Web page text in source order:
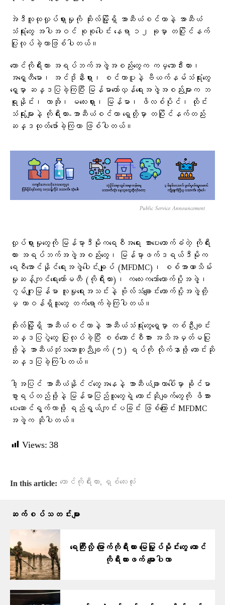
အဲဒီလူထုလှုပ်ရှားမှုကို ဆိုးလ်မြို့ရှိ အာဆီယံစင်တာနဲ့ အာဆီယံ
သံရုံးတွေ အပါအဝင် စုစုပေါင်း နေရာ ၁၂ ခုမှာ တပြိုင်နက်
ပြုလုပ်ခဲ့တာဖြစ်ပါတယ်။
တောင်ကိုရီးယား အရပ်ဘက်အဖွဲ့အစည်းတွေက ကမ္ဘောဒီးယား၊
အရှေ့တီမော၊ အင်ဒိုနီးရှား၊ စင်ကာပူနဲ့ ဗီယက်နမ်သံရုံးတွေ
ရှေ့မှာ ဆန္ဒပြခဲ့ကြပြီး မြန်မာတော်လှန်ရေးအဖွဲ့အစည်းများက ဘ
ရူနိုင်း၊ လာအို၊ မလေးရှား၊ မြန်မာ၊ ဖိလစ်ပိုင်၊ ထိုင်း
သံရုံးများနဲ့ ကိုရီးယား-အာဆီယံစင်တာ ရှေ့တို့မှာ တပြိုင်နက်တည်း
ဆန္ဒထုတ်ဖော်ခဲ့ကြတာ ဖြစ်ပါတယ်။
Public Service Announcement
လှုပ်ရှားမှုတွေကို မြန်မာ့ဒီမိုကရေစီအရေး အားပေးထောက်ခံတဲ့ ကိုရီး
ယား အရပ်ဘက်အဖွဲ့အစည်းတွေ၊ မြန်မာ့ဖက်ဒရယ်ဒီမိုက
ရေစီအောင်နိုင်ရေးအဖွဲ့ပေါင်းချုပ် (MFDMC)၊ စစ်အာဏာသိမ်း
မှုဆန့်ကျင်ရေးကော်မတီ (ကိုရီးယား)၊ ကလေးကဘော်ထောက်ပို့အဖွဲ့၊
ဂွမ်ဂျုးမြန်မာ လူမှုရေးအသင်းနဲ့ ဗိုလ်သံချောင်းထောက်ပို့အဖွဲ့တို့
မှ တာဝန်ရှိသူတွေ တက်ရောက်ခဲ့ကြပါတယ်။
ဆိုးလ်မြို့ရှိ အာဆီယံစင်တာနဲ့ အာဆီယံသံရုံးတွေရှေ့မှာ တစ်ဦးချင်း
ဆန္ဒပြပွဲတွေ ပြုလုပ်ခဲ့ပြီး စစ်ကောင်စီအား အသိအမှတ်မပြု
ဖို့နဲ့ အာဆီယံဘုံသဘောတူညီချက် (၅) ရပ်ကို လိုက်နာဖို့ တောင်းဆို
ဆန္ဒပြခဲ့ကြပါတယ်။
ဒါ့အပြင် အာဆီယံနိုင်ငံတွေအနေနဲ့ အာဆီယံချာတာပေါ်မှာ ခိုင်မာ
စွာရပ်တည်ဖို့နဲ့ မြန်မာပြည်သူတွေရဲ့ တောင်းဆိုချက်တွေကို ဖိအား
ပေးဆောင်ရွက်လာဖို့ ရည်ရွယ်ကျင်းပခြင်း ဖြစ်ကြောင်း MFDMC
အဖွဲ့က ဆိုပါတယ်။
Views: 38
In this article: တောင်ကိုရီးယား, ရှစ်လေးလုံး
ဆက်စပ်သတင်းများ
ရေကြီးလို့ မြောက်ကိုရီးယား မြေမြှုပ်မိုင်းတွေ တောင်
ကိုရီးယားဖက် မျောပါလာ